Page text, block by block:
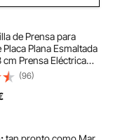
de Prensa para
Placa Plana Esmaltada
Prensa Eléctrica
de Acero
de Temperatura
Filetes,
(96)